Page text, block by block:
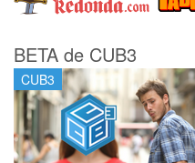
BETA de CUB3
CUB3